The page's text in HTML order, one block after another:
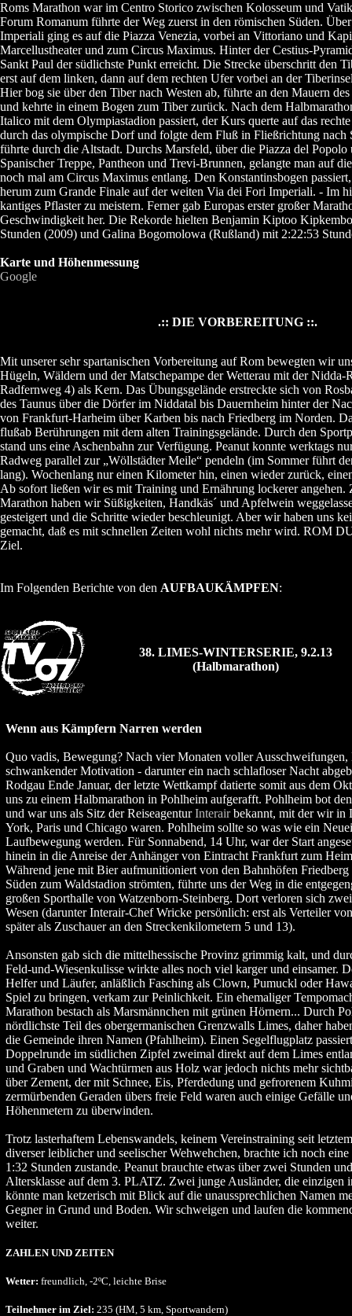
Roms Marathon war im Centro Storico zwischen Kolosseum und
Forum Romanum führte der Weg zuerst in den römischen Süden.
Imperiali ging es auf die Piazza Venezia, vorbei an Vittoriano und
Marcellustheater und zum Circus Maximus. Hinter der Cestius-
Sankt Paul der südlichste Punkt erreicht. Die Strecke überschritt den
erst auf dem linken, dann auf dem rechten Ufer vorbei an der
Hier bog sie über den Tiber nach Westen ab, führte an den Mauern
und kehrte in einem Bogen zum Tiber zurück. Nach dem
Italico mit dem Olympiastadion passiert, der Kurs querte auf das
durch das olympische Dorf und folgte dem Fluß in Fließrichtung nach
führte durch die Altstadt. Durchs Marsfeld, über die Piazza del Popolo
Spanischer Treppe, Pantheon und Trevi-Brunnen, gelangte man auf
noch mal am Circus Maximus entlang. Den Konstantinsbogen
herum zum Grande Finale auf der weiten Via dei Fori Imperiali. - Im
kantiges Pflaster zu meistern. Ferner gab Europas erster großer
Geschwindigkeit her. Die Rekorde hielten Benjamin Kiptoo
Stunden (2009) und Galina Bogomolowa (Rußland) mit 2:22:53
Karte und Höhenmessung
Google
.:: DIE VORBEREITUNG ::.
Mit unserer sehr spartanischen Vorbereitung auf Rom bewegten wir
Hügeln, Wäldern und der Matschepampe der Wetterau mit der Nidda-
Radfernweg 4) als Kern. Das Übungsgelände erstreckte sich von
des Taunus über die Dörfer im Niddatal bis Dauernheim hinter der
von Frankfurt-Harheim über Karben bis nach Friedberg im Norden.
flußab Berührungen mit dem alten Trainingsgelände. Durch den
stand uns eine Aschenbahn zur Verfügung. Peanut konnte werktags
Radweg parallel zur „Wöllstädter Meile“ pendeln (im Sommer führt
lang). Wochenlang nur einen Kilometer hin, einen wieder zurück,
Ab sofort ließen wir es mit Training und Ernährung lockerer
Marathon haben wir Süßigkeiten, Handkäs´ und Apfelwein
gesteigert und die Schritte wieder beschleunigt. Aber wir haben uns
gemacht, daß es mit schnellen Zeiten wohl nichts mehr wird. ROM
Ziel.
Im Folgenden Berichte von den AUFBAUKÄMPFEN:
38. LIMES-WINTERSERIE, 9.2.13
(Halbmarathon)
Wenn aus Kämpfern Narren werden
Quo vadis, Bewegung? Nach vier Monaten voller
schwankender Motivation - darunter ein nach schlafloser Nacht
Rodgau Ende Januar, der letzte Wettkampf datierte somit aus dem
uns zu einem Halbmarathon in Pohlheim aufgerafft. Pohlheim bot
und war uns als Sitz der ReiseagenturInterairbekannt, mit der wir in
York, Paris und Chicago waren. Pohlheim sollte so was wie ein
Laufbewegung werden. Für Sonnabend, 14 Uhr, war der Start
hinein in die Anreise der Anhänger von Eintracht Frankfurt zum
Während jene mit Bier aufmunitioniert von den Bahnhöfen Friedberg
Süden zum Waldstadion strömten, führte uns der Weg in die
großen Sporthalle von Watzenborn-Steinberg. Dort verloren sich
Wesen (darunter Interair-Chef Wricke persönlich: erst als Verteiler
später als Zuschauer an den Streckenkilometern 5 und 13).
Ansonsten gab sich die mittelhessische Provinz grimmig kalt, und
Feld-und-Wiesenkulisse wirkte alles noch viel karger und einsamer.
Helfer und Läufer, anläßlich Fasching als Clown, Pumuckl oder
Spiel zu bringen, verkam zur Peinlichkeit. Ein ehemaliger
Marathon bestach als Marsmännchen mit grünen Hörnern... Durch
nördlichste Teil des obergermanischen Grenzwalls Limes, daher
die Gemeinde ihren Namen (Pfahlheim). Einen Segelflugplatz
Doppelrunde im südlichen Zipfel zweimal direkt auf dem Limes
und Graben und Wachtürmen aus Holz war jedoch nichts mehr
über Zement, der mit Schnee, Eis, Pferdedung und gefrorenem
zermürbenden Geraden übers freie Feld waren auch einige Gefälle
Höhenmetern zu überwinden.
Trotz lasterhaftem Lebenswandels, keinem Vereinstraining seit
diverser leiblicher und seelischer Wehwehchen, brachte ich noch
1:32 Stunden zustande. Peanut brauchte etwas über zwei Stunden
Altersklasse auf dem 3. PLATZ. Zwei junge Ausländer, die einzigen
könnte man ketzerisch mit Blick auf die unaussprechlichen Namen
Gegner in Grund und Boden. Wir schweigen und laufen die
weiter.
ZAHLEN UND ZEITEN
Wetter: freundlich, -2ºC, leichte Brise
Teilnehmer im Ziel: 235 (HM, 5 km, Sportwandern)